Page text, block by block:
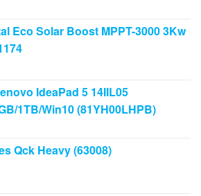
Eco Solar Boost MPPT-3000 3Kw
IdeaPad 5 14IIL05
1TB/Win10 (81YH00LHPB)
Qck Heavy (63008)